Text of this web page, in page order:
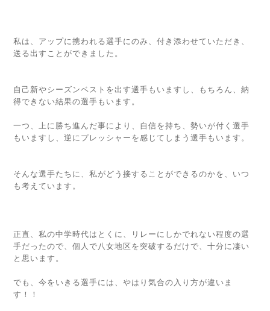
私は、アップに携われる選手にのみ、付き添わせていただき、
送る出すことができました。
自己新やシーズンベストを出す選手もいますし、もちろん、納
得できない結果の選手もいます。
一つ、上に勝ち進んだ事により、自信を持ち、勢いが付く選手
もいますし、逆にプレッシャーを感じてしまう選手もいます。
そんな選手たちに、私がどう接することができるのかを、いつ
も考えています。
正直、私の中学時代はとくに、リレーにしかでれない程度の選
手だったので、個人で八女地区を突破するだけで、十分に凄い
と思います。
でも、今をいきる選手には、やはり気合の入り方が違いま
す！！